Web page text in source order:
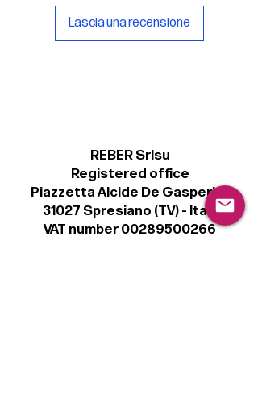
Procreate e Affinity
Lascia una recensione
REBER Srlsu
Registered office
Piazzetta Alcide De Gasperi, 3
31027 Spresiano (TV) - Italy
VAT number 00289500266